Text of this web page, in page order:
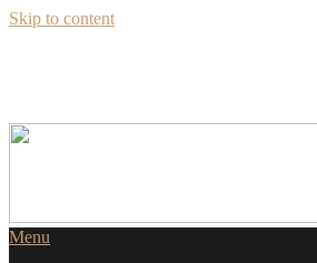
Skip to content
Menu